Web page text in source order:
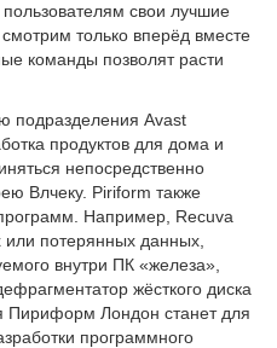
свои лучшие
только вперёд вместе
команды позволят расти
подразделения Avast
продуктов для дома и
непосредственно
Влчеку. Piriform также
Например, Recuva
потерянных данных,
внутри ПК «железа»,
жёсткого диска
Пириформ Лондон станет для
программного